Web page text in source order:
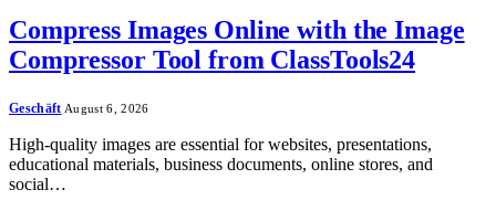
Compress Images Online with the Image
Compressor Tool from ClassTools24
Geschäft August 6, 2026
High-quality images are essential for websites, presentations,
educational materials, business documents, online stores, and
social…